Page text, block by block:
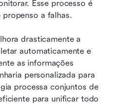
Esse processo é
a falhas.
drasticamente a
automaticamente e
as informações
personalizada para
processa conjuntos de
para unificar todo